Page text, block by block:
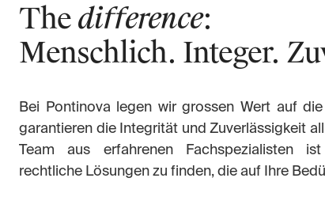
Thedifference:
Menschlich. Integer.
Bei Pontinova legen wir grossen Wert auf
garantieren die Integrität und Zuverlässigkeit
Team aus erfahrenen Fachspezialisten
rechtliche Lösungen zu finden, die auf Ihre